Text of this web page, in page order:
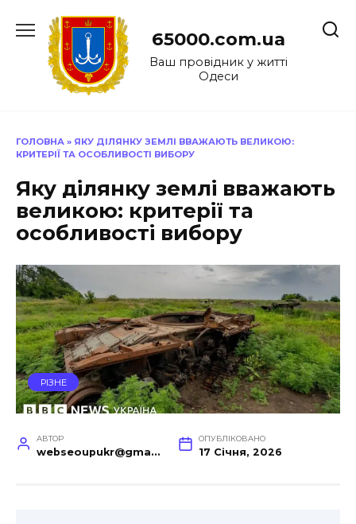
до
65000.com.ua
Ваш провідник у житті
Одеси
ГОЛОВНА » ЯКУ ДІЛЯНКУ ЗЕМЛІ ВВАЖАЮТЬ ВЕЛИКОЮ:
КРИТЕРІЇ ТА ОСОБЛИВОСТІ ВИБОРУ
Яку ділянку землі вважають
великою: критерії та
особливості вибору
РІЗНЕ
АВТОР
webseoupukr@gmail.com
ОПУБЛІКОВАНО
17 Січня, 2026